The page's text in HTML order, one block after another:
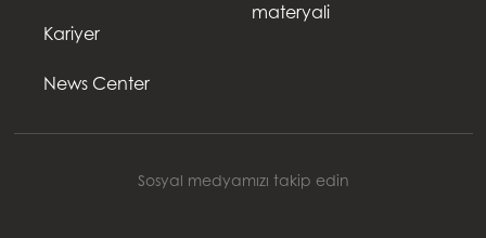
Kariyer
News Center
materyali
Sosyal medyamızı takip edin